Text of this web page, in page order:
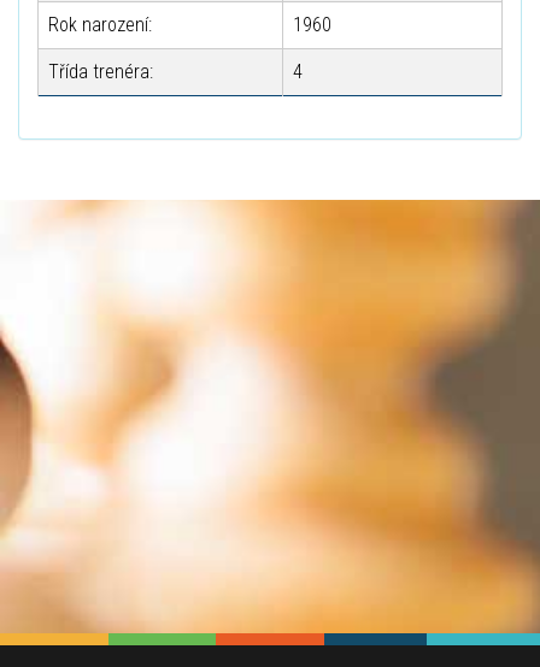
Rok narození: 1960
Třída trenéra: 4